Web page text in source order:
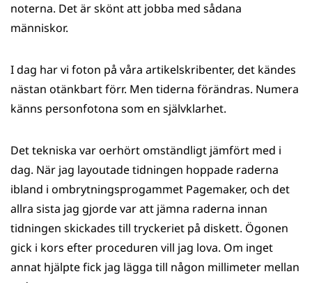
noterna. Det är skönt att jobba med sådana
människor.
I dag har vi foton på våra artikelskribenter, det kändes
nästan otänkbart förr. Men tiderna förändras. Numera
känns personfotona som en självklarhet.
Det tekniska var oerhört omständligt jämfört med i
dag. När jag layoutade tidningen hoppade raderna
ibland i ombrytningsprogammet Pagemaker, och det
allra sista jag gjorde var att jämna raderna innan
tidningen skickades till tryckeriet på diskett. Ögonen
gick i kors efter proceduren vill jag lova. Om inget
annat hjälpte fick jag lägga till någon millimeter mellan